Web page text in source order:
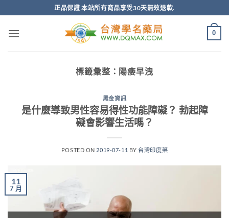
轉
正品保證 本站所有商品享受30天無效退款.
0
標籤彙整： 陽痿早洩
黑金資訊
是什麼導致男性容易得性功能障礙？ 勃起障
礙會影響生活嗎？
POSTED ON 2019-07-11 BY 台灣印度藥
11
7 月